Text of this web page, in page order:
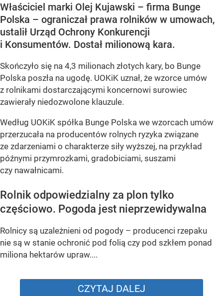
Właściciel marki Olej Kujawski – firma Bunge
Polska – ograniczał prawa rolników w umowach,
ustalił Urząd Ochrony Konkurencji
i Konsumentów. Dostał milionową kara.
Skończyło się na 4,3 milionach złotych kary, bo Bunge
Polska poszła na ugodę. UOKiK uznał, że wzorce umów
z rolnikami dostarczającymi koncernowi surowiec
zawierały niedozwolone klauzule.
Według UOKiK spółka Bunge Polska we wzorcach umów
przerzucała na producentów rolnych ryzyka związane
ze zdarzeniami o charakterze siły wyższej, na przykład
późnymi przymrozkami, gradobiciami, suszami
czy nawałnicami.
Rolnik odpowiedzialny za plon tylko
częściowo. Pogoda jest nieprzewidywalna
Rolnicy są uzależnieni od pogody – producenci rzepaku
nie są w stanie ochronić pod folią czy pod szkłem ponad
miliona hektarów upraw....
CZYTAJ DALEJ